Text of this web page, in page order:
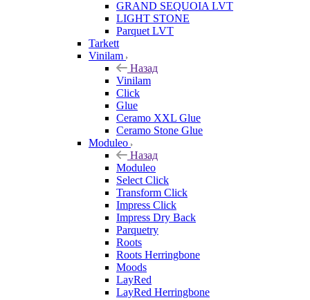
GRAND SEQUOIA LVT
LIGHT STONE
Parquet LVT
Tarkett
Vinilam
Назад
Vinilam
Click
Glue
Ceramo XXL Glue
Ceramo Stone Glue
Moduleo
Назад
Moduleo
Select Click
Transform Click
Impress Click
Impress Dry Back
Parquetry
Roots
Roots Herringbone
Moods
LayRed
LayRed Herringbone